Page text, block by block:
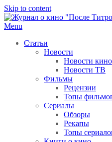
Skip to content
Menu
Статьи
Новости
Новости кино
Новости ТВ
Фильмы
Рецензии
Топы
Сериалы
Обзоры
Рекапы
Топы